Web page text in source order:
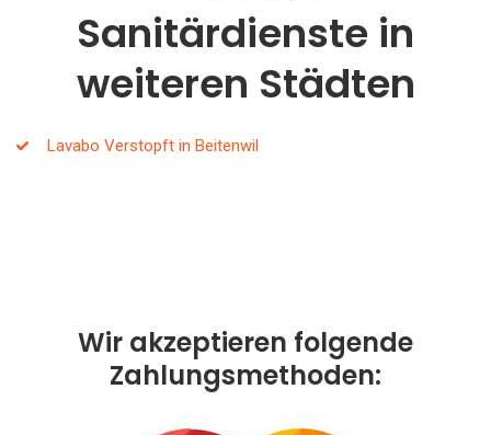
Sanitärdienste in
weiteren Städten
Lavabo Verstopft in Beitenwil
Wir akzeptieren folgende
Zahlungsmethoden: